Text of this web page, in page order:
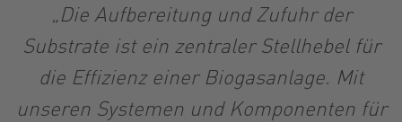
„Die Aufbereitung und Zufuhr der
Substrate ist ein zentraler Stellhebel für
die Effizienz einer Biogasanlage. Mit
unseren Systemen und Komponenten für